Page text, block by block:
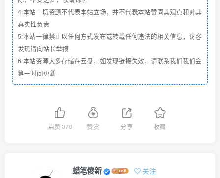
4:本站一切资源不代表本站立场，并不代表本站赞同其观点和对其
真实性负责
5:本站一律禁止以任何方式发布或转载任何违法的相关信息，访客
发现请向站长举报
6:本站资源大多存储在云盘，如发现链接失效，请联系我们我们会
第一时间更新
点赞378 赞赏 分享 收藏
蜡笔傻新 关注